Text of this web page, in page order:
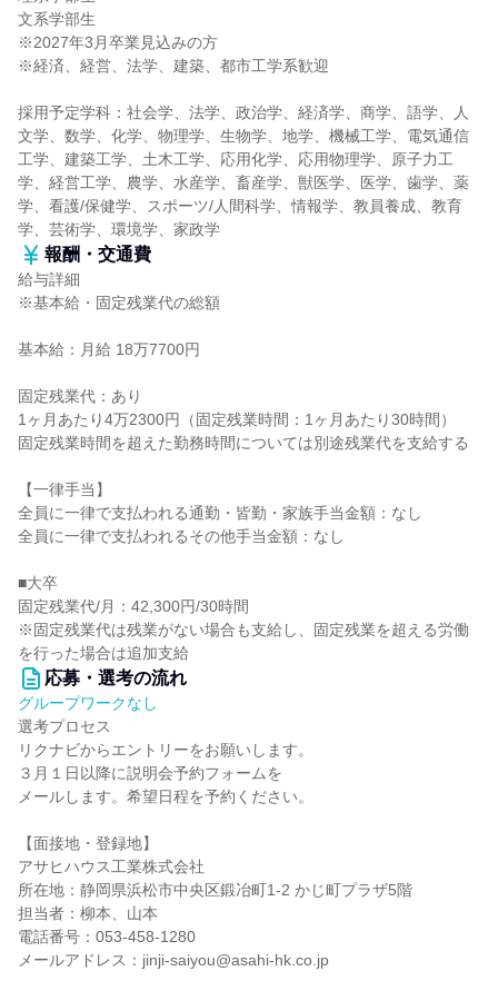
文系学部生
※2027年3月卒業見込みの方
※経済、経営、法学、建築、都市工学系歓迎
採用予定学科：社会学、法学、政治学、経済学、商学、語学、人
文学、数学、化学、物理学、生物学、地学、機械工学、電気通信
工学、建築工学、土木工学、応用化学、応用物理学、原子力工
学、経営工学、農学、水産学、畜産学、獣医学、医学、歯学、薬
学、看護/保健学、スポーツ/人間科学、情報学、教員養成、教育
学、芸術学、環境学、家政学
報酬・交通費
給与詳細
※基本給・固定残業代の総額
基本給：月給 18万7700円
固定残業代：あり
1ヶ月あたり4万2300円（固定残業時間：1ヶ月あたり30時間）
固定残業時間を超えた勤務時間については別途残業代を支給する
【一律手当】
全員に一律で支払われる通勤・皆勤・家族手当金額：なし
全員に一律で支払われるその他手当金額：なし
■大卒
固定残業代/月：42,300円/30時間
※固定残業代は残業がない場合も支給し、固定残業を超える労働
を行った場合は追加支給
応募・選考の流れ
グループワークなし
選考プロセス
リクナビからエントリーをお願いします。
３月１日以降に説明会予約フォームを
メールします。希望日程を予約ください。
【面接地・登録地】
アサヒハウス工業株式会社
所在地：静岡県浜松市中央区鍛冶町1-2 かじ町プラザ5階
担当者：柳本、山本
電話番号：053-458-1280
メールアドレス：jinji-saiyou@asahi-hk.co.jp